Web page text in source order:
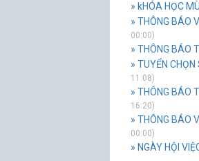
» kHÓA HỌC
» THÔNG BÁO
00:00)
» THÔNG BÁO
» TUYỂN
11:08)
» THÔNG BÁO
16:20)
» THÔNG BÁO
00:00)
» NGÀY HỘI